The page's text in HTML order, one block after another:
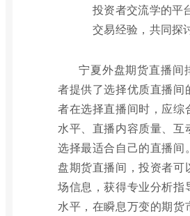
投资者交流学的平
交易经验，共同探
宁夏外盘期货直播间
者提供了选择优质直播间
者在选择直播间时，应综
水平、直播内容质量、互
选择最适合自己的直播间
盘期货直播间，投资者可
场信息，获得专业分析指
水平，在瞬息万变的期货